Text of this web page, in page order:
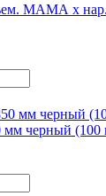
МАМА х нар.
мм черный